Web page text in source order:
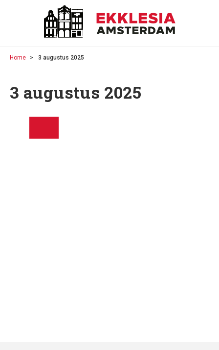
Home 3 augustus 2025
3 augustus 2025